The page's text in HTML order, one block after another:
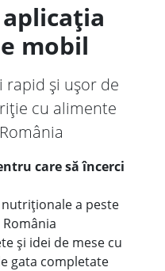
mobil
rapid și ușor de
cu alimente
care să încerci
a peste
și idei de mese cu
gata completate